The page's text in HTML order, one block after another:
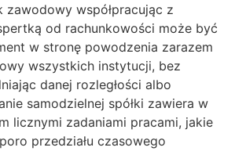
zawodowy współpracując z
od rachunkowości może być
w stronę powodzenia zarazem
wszystkich instytucji, bez
danej rozległości albo
samodzielnej spółki zawiera w
licznymi zadaniami pracami, jakie
przedziału czasowego